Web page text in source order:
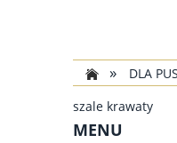
»
DLA
szale krawaty
MENU